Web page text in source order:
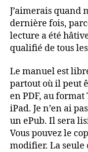
J’aimerais quand
dernière fois,
lecture a été
qualifié de tous
Le manuel est
partout où il peut
en PDF, au
iPad. Je n’en ai
un ePub. Il sera
Vous pouvez le
modifier. La seule